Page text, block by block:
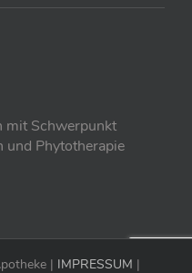
mit Schwerpunkt
und Phytotherapie
| IMPRESSUM |